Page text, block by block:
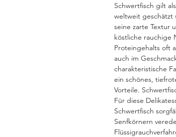
Schwertfisch gilt
weltweit geschätzt
seine zarte Textur
köstliche rauchige
Proteingehalts oft
auch im
charakteristische
ein schönes,
Vorteile.
Für diese
Schwertfisch
Senfkörnern